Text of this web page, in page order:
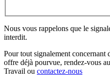
Nous vous rappelons que le
interdit.
Pour tout signalement concernant
offre déjà pourvue, rendez-vous
Travail ou contactez-nous